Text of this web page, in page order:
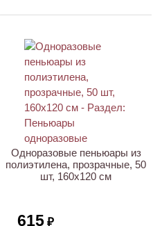
Одноразовые пеньюары из
полиэтилена, прозрачные, 50
шт, 160х120 см
615 ₽